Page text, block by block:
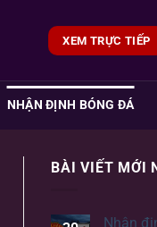
XEM TRỰC TIẾP
NHẬN ĐỊNH BÓNG ĐÁ
BÀI VIẾT MỚI
Nhận